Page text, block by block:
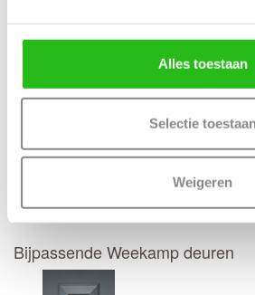
Alles toestaan
Selectie
Weigeren
Kenmerken Weekamp WK1383
Maatwerk mogelijk: Ja, 50 werkdagen
Deur
Terug
Bijpassende Weekamp deuren